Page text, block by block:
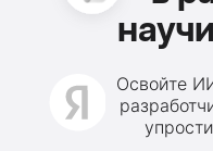
Освойте